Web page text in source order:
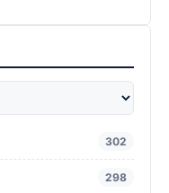
302
298